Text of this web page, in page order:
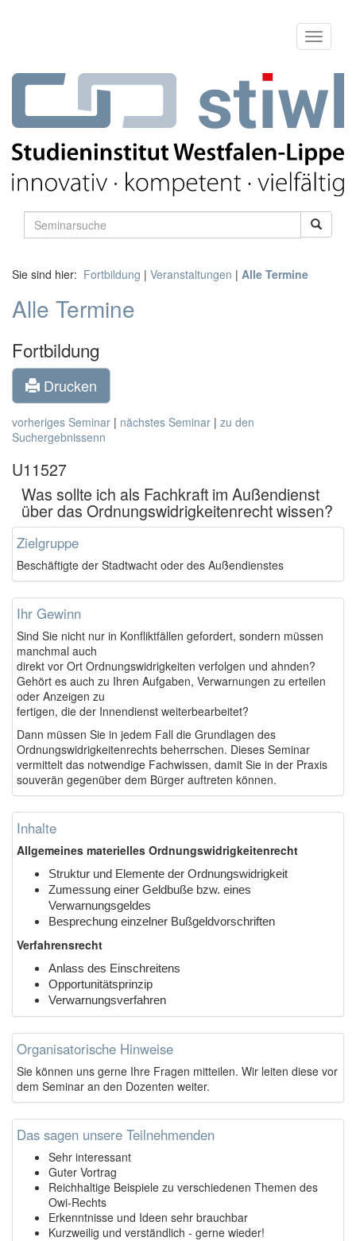
Sie sind hier: Fortbildung | Veranstaltungen | Alle Termine
Alle Termine
Fortbildung
Drucken
vorheriges Seminar | nächstes Seminar | zu den
Suchergebnissenn
U11527
Was sollte ich als Fachkraft im Außendienst
über das Ordnungswidrigkeitenrecht wissen?
Zielgruppe
Beschäftigte der Stadtwacht oder des Außendienstes
Ihr Gewinn
Sind Sie nicht nur in Konfliktfällen gefordert, sondern müssen
manchmal auch
direkt vor Ort Ordnungswidrigkeiten verfolgen und ahnden?
Gehört es auch zu Ihren Aufgaben, Verwarnungen zu erteilen
oder Anzeigen zu
fertigen, die der Innendienst weiterbearbeitet?
Dann müssen Sie in jedem Fall die Grundlagen des
Ordnungswidrigkeitenrechts beherrschen. Dieses Seminar
vermittelt das notwendige Fachwissen, damit Sie in der Praxis
souverän gegenüber dem Bürger auftreten können.
Inhalte
Allgemeines materielles Ordnungswidrigkeitenrecht
Struktur und Elemente der Ordnungswidrigkeit
Zumessung einer Geldbuße bzw. eines
Verwarnungsgeldes
Besprechung einzelner Bußgeldvorschriften
Verfahrensrecht
Anlass des Einschreitens
Opportunitätsprinzip
Verwarnungsverfahren
Organisatorische Hinweise
Sie können uns gerne Ihre Fragen mitteilen. Wir leiten diese vor
dem Seminar an den Dozenten weiter.
Das sagen unsere Teilnehmenden
Sehr interessant
Guter Vortrag
Reichhaltige Beispiele zu verschiedenen Themen des
Owi-Rechts
Erkenntnisse und Ideen sehr brauchbar
Kurzweilig und verständlich - gerne wieder!